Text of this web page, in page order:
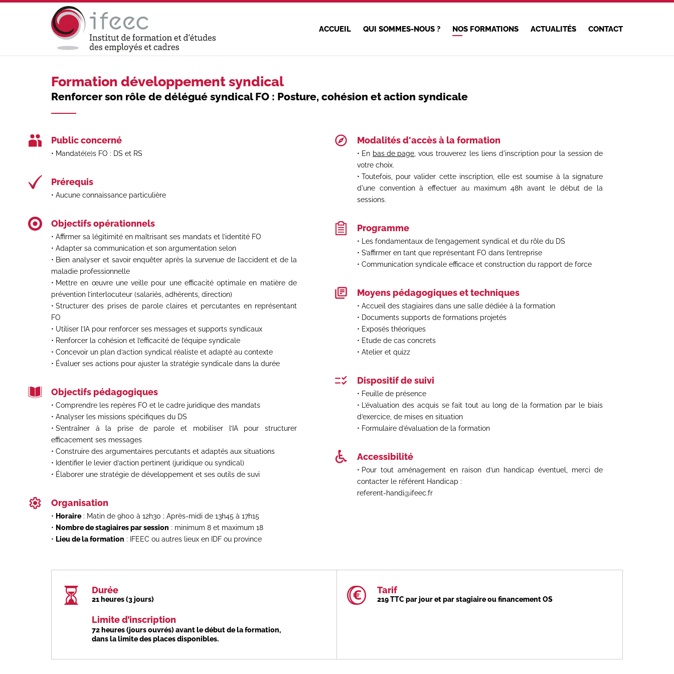
ACCUEIL QUI SOMMES-NOUS ? NOS FORMATIONS ACTUALITÉS CONTACT
Formation développement syndical
Renforcer son rôle de délégué syndical FO : Posture, cohésion et action syndicale
Public concerné
Mandaté(e)s FO : DS et RS
Prérequis
Aucune connaissance particulière
Objectifs opérationnels
Affirmer sa légitimité en maîtrisant ses mandats et l’identité FO
Adapter sa communication et son argumentation selon
Bien analyser et savoir enquêter après la survenue de l’accident et de la
maladie professionnelle
Mettre en œuvre une veille pour une efficacité optimale en matière de
prévention l’interlocuteur (salariés, adhérents, direction)
Structurer des prises de parole claires et percutantes en représentant
FO
Utiliser l’IA pour renforcer ses messages et supports syndicaux
Renforcer la cohésion et l’efficacité de l’équipe syndicale
Concevoir un plan d’action syndical réaliste et adapté au contexte
Évaluer ses actions pour ajuster la stratégie syndicale dans la durée
Objectifs pédagogiques
Comprendre les repères FO et le cadre juridique des mandats
Analyser les missions spécifiques du DS
S’entraîner à la prise de parole et mobiliser l’IA pour structurer
efficacement ses messages
Construire des argumentaires percutants et adaptés aux situations
Identifier le levier d’action pertinent (juridique ou syndical)
Élaborer une stratégie de développement et ses outils de suvi
Organisation
Horaire: Matin de 9h00 à 12h30 ; Après-midi de 13h45 à 17h15
Nombre de stagiaires par session : minimum 8 et maximum 18
Lieu de la formation : IFEEC ou autres lieux en IDF ou province
Modalités d'accès à la formation
En bas de page , vous trouverez les liens d'inscription pour la session de
votre choix.
Toutefois, pour valider cette inscription, elle est soumise à la signature
d'une convention à effectuer au maximum 48h avant le début de la
sessions.
Programme
Les fondamentaux de l’engagement syndical et du rôle du DS
S’affirmer en tant que représentant FO dans l’entreprise
Communication syndicale efficace et construction du rapport de force
Moyens pédagogiques et techniques
Accueil des stagiaires dans une salle dédiée à la formation
Documents supports de formations projetés
Exposés théoriques
Etude de cas concrets
Atelier et quizz
Dispositif de suivi
Feuille de présence
L’évaluation des acquis se fait tout au long de la formation par le biais
d’exercice, de mises en situation
Formulaire d’évaluation de la formation
Accessibilité
Pour tout aménagement en raison d’un handicap éventuel, merci de
contacter le référent Handicap :
referent-handi@ifeec.fr
Durée
21 heures (3 jours)
Limite d’inscription
72 heures (jours ouvrés) avant le début de la formation,
dans la limite des places disponibles.
Tarif
219 TTC par jour et par stagiaire ou financement OS